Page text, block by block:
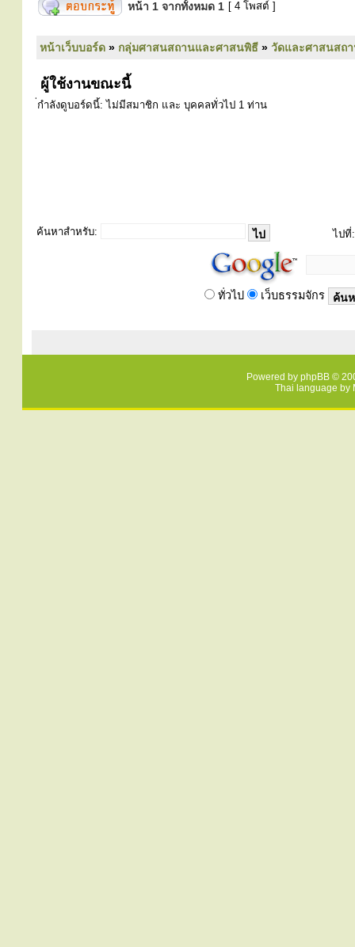
หน้า 1 จากทั้งหมด 1 [ 4 โพสต์ ]
หน้าเว็บบอร์ด » กลุ่มศาสนสถานและศาสนพิธี » วัดและศาสนสถ
ผู้ใช้งานขณะนี้
่กำลังดูบอร์ดนี้: ไม่มีสมาชิก และ บุคคลทั่วไป 1 ท่าน
ค้นหาสำหรับ: ไปที่:
ทั่วไป เว็บธรรมจักร
Powered by phpBB ©
Thai language by